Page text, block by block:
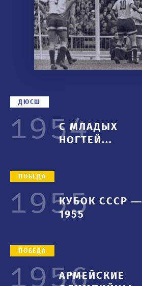
ДЮСШ
1954
С МЛАДЫХ
НОГТЕЙ...
ПОБЕДА
1955КУБОК СССР —
1955
ПОБЕДА
1956АРМЕЙСКИЕ